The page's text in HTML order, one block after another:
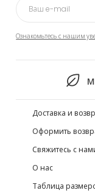
Ознакомьтесь с нашим
Доставка и
Оформить
Свяжитесь с
О нас
Таблица